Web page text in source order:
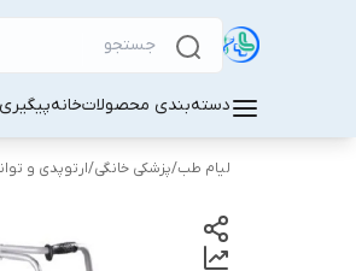
دسته‌بندی محصولاتخانه
لیام طب/پزشکی خانگی/ارتوپدی و